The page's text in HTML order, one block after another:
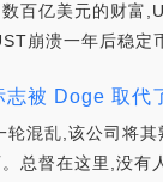
百亿美元的财富
崩溃一年后稳定
被 Doge 取代
混乱,该公司将其
总督在这里,没有